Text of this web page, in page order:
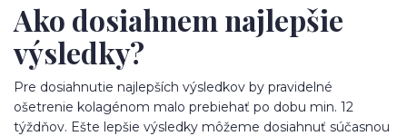
Ako dosiahnem najlepšie
výsledky?
Pre dosiahnutie najlepších výsledkov by pravidelné
ošetrenie kolagénom malo prebiehať po dobu min. 12
týždňov. Ešte lepšie výsledky môžeme dosiahnuť súčasnou